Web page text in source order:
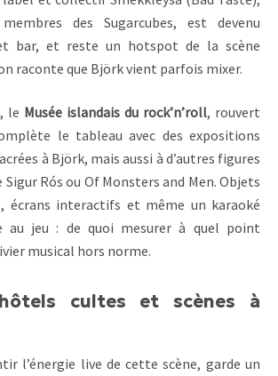
des Sugarcubes, est devenu
bar, et reste un hotspot de la scène
raconte que Björk vient parfois mixer.
le Musée islandais du rock’n’roll, rouvert
le tableau avec des expositions
à Björk, mais aussi à d’autres figures
Rós ou Of Monsters and Men. Objets
écrans interactifs et même un karaoké
au jeu : de quoi mesurer à quel point
musical hors norme.
cultes et scènes à
l’énergie live de cette scène, garde un